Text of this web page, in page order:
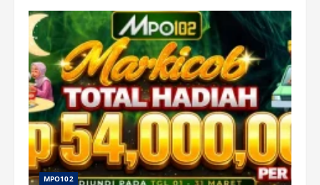
MPO102